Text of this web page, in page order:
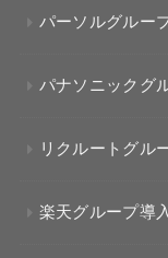
パーソルグルー
パナソニックグ
リクルートグル
楽天グループ導